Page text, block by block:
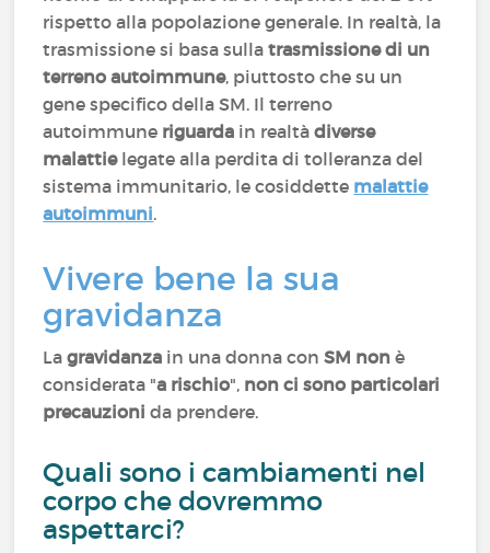
rispetto alla popolazione generale. In realtà, la
trasmissione si basa sullatrasmissione di un
terreno autoimmune, piuttosto che su un
gene specifico della SM. Il terreno
autoimmune riguarda in realtàdiverse
malattielegate alla perdita di tolleranza del
sistema immunitario, le cosiddette malattie
autoimmuni.
Vivere bene la sua
gravidanza
Lagravidanza in una donna conSM non è
considerata "a rischio", non ci sono particolari
precauzioni da prendere.
Quali sono i cambiamenti nel
corpo che dovremmo
aspettarci?